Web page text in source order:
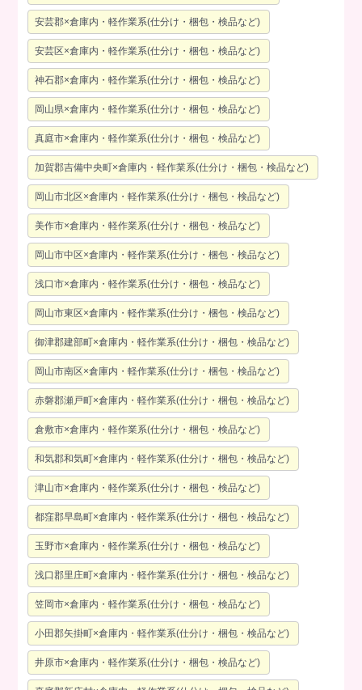
安芸郡×倉庫内・軽作業系(仕分け・梱包・検品など)
安芸区×倉庫内・軽作業系(仕分け・梱包・検品など)
神石郡×倉庫内・軽作業系(仕分け・梱包・検品など)
岡山県×倉庫内・軽作業系(仕分け・梱包・検品など)
真庭市×倉庫内・軽作業系(仕分け・梱包・検品など)
加賀郡吉備中央町×倉庫内・軽作業系(仕分け・梱包・検品など)
岡山市北区×倉庫内・軽作業系(仕分け・梱包・検品など)
美作市×倉庫内・軽作業系(仕分け・梱包・検品など)
岡山市中区×倉庫内・軽作業系(仕分け・梱包・検品など)
浅口市×倉庫内・軽作業系(仕分け・梱包・検品など)
岡山市東区×倉庫内・軽作業系(仕分け・梱包・検品など)
御津郡建部町×倉庫内・軽作業系(仕分け・梱包・検品など)
岡山市南区×倉庫内・軽作業系(仕分け・梱包・検品など)
赤磐郡瀬戸町×倉庫内・軽作業系(仕分け・梱包・検品など)
倉敷市×倉庫内・軽作業系(仕分け・梱包・検品など)
和気郡和気町×倉庫内・軽作業系(仕分け・梱包・検品など)
津山市×倉庫内・軽作業系(仕分け・梱包・検品など)
都窪郡早島町×倉庫内・軽作業系(仕分け・梱包・検品など)
玉野市×倉庫内・軽作業系(仕分け・梱包・検品など)
浅口郡里庄町×倉庫内・軽作業系(仕分け・梱包・検品など)
笠岡市×倉庫内・軽作業系(仕分け・梱包・検品など)
小田郡矢掛町×倉庫内・軽作業系(仕分け・梱包・検品など)
井原市×倉庫内・軽作業系(仕分け・梱包・検品など)